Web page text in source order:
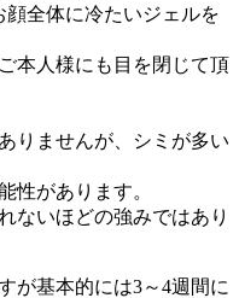
顔全体に冷たいジェルを
本人様にも目を閉じて頂
りませんが、シミが多い
性があります。
ないほどの強みではあり
が基本的には3～4週間に